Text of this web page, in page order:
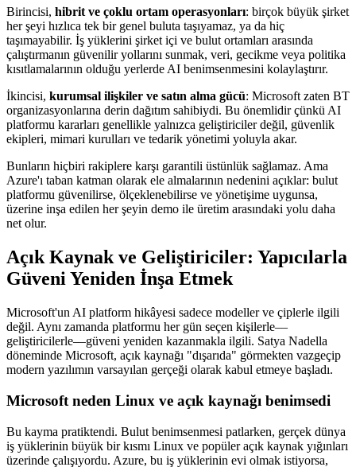
Birincisi, hibrit ve çoklu ortam operasyonları: birçok büyük şirket
her şeyi hızlıca tek bir genel buluta taşıyamaz, ya da hiç
taşımayabilir. İş yüklerini şirket içi ve bulut ortamları arasında
çalıştırmanın güvenilir yollarını sunmak, veri, gecikme veya politika
kısıtlamalarının olduğu yerlerde AI benimsenmesini kolaylaştırır.
İkincisi, kurumsal ilişkiler ve satın alma gücü: Microsoft zaten BT
organizasyonlarına derin dağıtım sahibiydi. Bu önemlidir çünkü AI
platformu kararları genellikle yalnızca geliştiriciler değil, güvenlik
ekipleri, mimari kurulları ve tedarik yönetimi yoluyla akar.
Bunların hiçbiri rakiplere karşı garantili üstünlük sağlamaz. Ama
Azure'ı taban katman olarak ele almalarının nedenini açıklar: bulut
platformu güvenilirse, ölçeklenebilirse ve yönetişime uygunsa,
üzerine inşa edilen her şeyin demo ile üretim arasındaki yolu daha
net olur.
Açık Kaynak ve Geliştiriciler: Yapıcılarla
Güveni Yeniden İnşa Etmek
Microsoft'un AI platform hikâyesi sadece modeller ve çiplerle ilgili
değil. Aynı zamanda platformu her gün seçen kişilerle—
geliştiricilerle—güveni yeniden kazanmakla ilgili. Satya Nadella
döneminde Microsoft, açık kaynağı "dışarıda" görmekten vazgeçip
modern yazılımın varsayılan gerçeği olarak kabul etmeye başladı.
Microsoft neden Linux ve açık kaynağı benimsedi
Bu kayma pratiktendi. Bulut benimsenmesi patlarken, gerçek dünya
iş yüklerinin büyük bir kısmı Linux ve popüler açık kaynak yığınları
üzerinde çalışıyordu. Azure, bu iş yüklerinin evi olmak istiyorsa,